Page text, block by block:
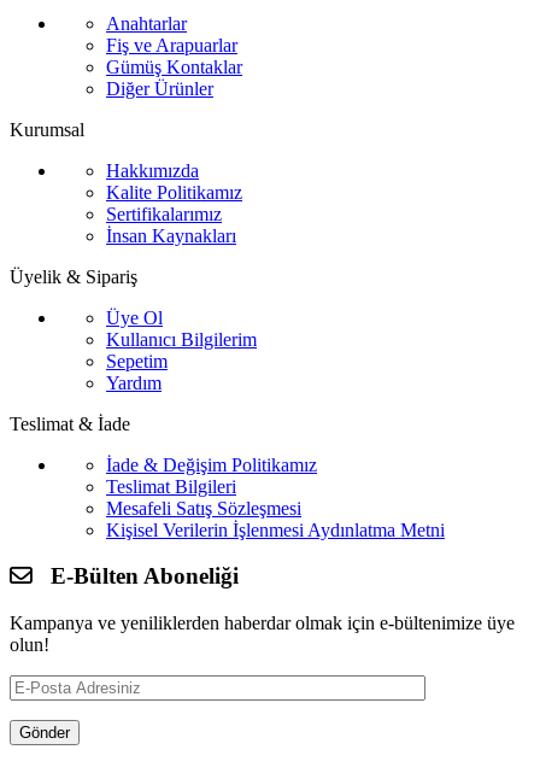
Anahtarlar
Fiş ve Arapuarlar
Gümüş Kontaklar
Diğer Ürünler
Kurumsal
Hakkımızda
Kalite Politikamız
Sertifikalarımız
İnsan Kaynakları
Üyelik & Sipariş
Üye Ol
Kullanıcı Bilgilerim
Sepetim
Yardım
Teslimat & İade
İade & Değişim Politikamız
Teslimat Bilgileri
Mesafeli Satış Sözleşmesi
Kişisel Verilerin İşlenmesi Aydınlatma Metni
E-Bülten Aboneliği
Kampanya ve yeniliklerden haberdar olmak için e-bültenimize üye
olun!